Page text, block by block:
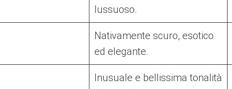
lussuoso.
Nativamente scuro, esotico
ed elegante.
Inusuale e bellissima tonalità